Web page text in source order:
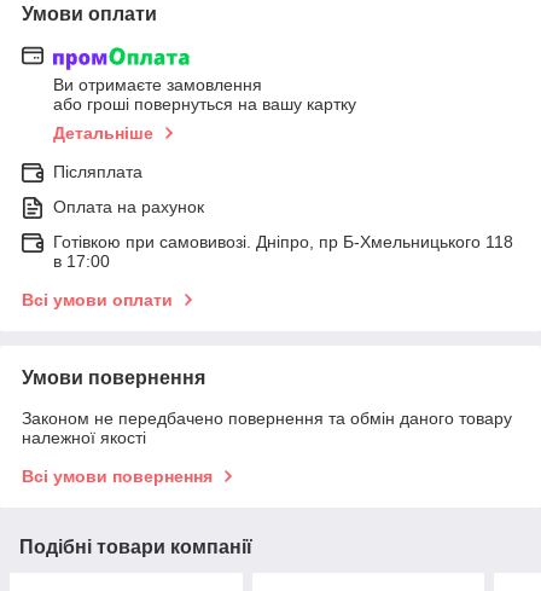
Умови оплати
Ви отримаєте замовлення
або гроші повернуться на вашу картку
Детальніше
Післяплата
Оплата на рахунок
Готівкою при самовивозі. Дніпро, пр Б-Хмельницького 118
в 17:00
Всі умови оплати
Умови повернення
Законом не передбачено повернення та обмін даного товару
належної якості
Всі умови повернення
Подібні товари компанії